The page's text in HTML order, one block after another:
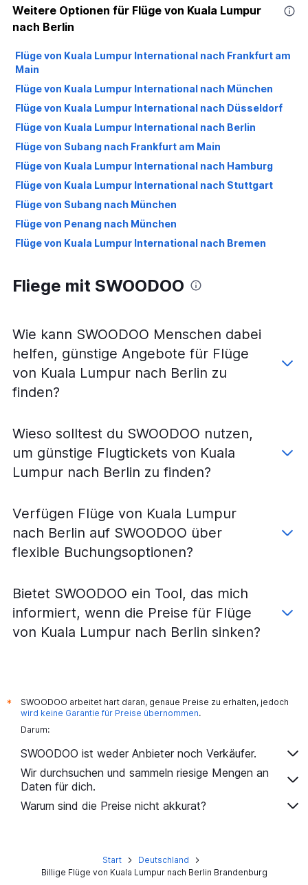
Weitere Optionen für Flüge von Kuala Lumpur
nach Berlin
Flüge von Kuala Lumpur International nach Frankfurt am
Main
Flüge von Kuala Lumpur International nach München
Flüge von Kuala Lumpur International nach Düsseldorf
Flüge von Kuala Lumpur International nach Berlin
Flüge von Subang nach Frankfurt am Main
Flüge von Kuala Lumpur International nach Hamburg
Flüge von Kuala Lumpur International nach Stuttgart
Flüge von Subang nach München
Flüge von Penang nach München
Flüge von Kuala Lumpur International nach Bremen
Flüge von Kuching nach Frankfurt am Main
Flüge von Penang nach Frankfurt am Main
Flüge von Langkawi nach Berlin
Flüge von Penang nach Düsseldorf
Flüge von Alor Setar nach München
Flüge von Kuching nach Hannover
Flüge von Kuching nach Bremen
Flüge von Kota Kinabalu nach München
Flüge von Penang nach Hamburg
Flüge von Alor Setar nach Frankfurt am Main
Fliege mit SWOODOO
Wie kann SWOODOO Menschen dabei
helfen, günstige Angebote für Flüge
von Kuala Lumpur nach Berlin zu
finden?
Wieso solltest du SWOODOO nutzen,
um günstige Flugtickets von Kuala
Lumpur nach Berlin zu finden?
Verfügen Flüge von Kuala Lumpur
nach Berlin auf SWOODOO über
flexible Buchungsoptionen?
Bietet SWOODOO ein Tool, das mich
informiert, wenn die Preise für Flüge
von Kuala Lumpur nach Berlin sinken?
*
SWOODOO arbeitet hart daran, genaue Preise zu erhalten, jedoch
wird keine Garantie für Preise übernommen.
Darum:
SWOODOO ist weder Anbieter noch Verkäufer.
Wir durchsuchen und sammeln riesige Mengen an
Daten für dich.
Warum sind die Preise nicht akkurat?
Start
Deutschland
Billige Flüge von Kuala Lumpur nach Berlin Brandenburg